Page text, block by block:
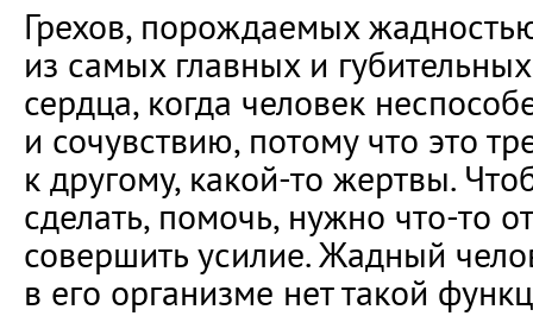
Грехов, порождаемых
из самых главных и
сердца, когда человек
и сочувствию, потому что это
к другому, какой-то жертвы.
сделать, помочь, нужно что-то
совершить усилие. Жадный
в его организме нет такой